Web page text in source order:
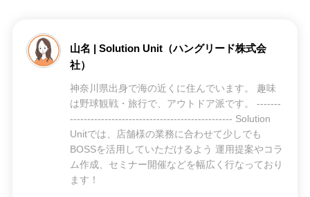
山名 | Solution Unit（ハングリード株式会
社）
神奈川県出身で海の近くに住んでいます。 趣味
は野球観戦・旅行で、アウトドア派です。 -------
----------------------------------------------- Solution
Unitでは、店舗様の業務に合わせて少しでも
BOSSを活用していただけるよう 運用提案やコラ
ム作成、セミナー開催などを幅広く行なっており
ます！